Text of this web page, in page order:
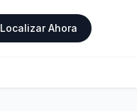
Localizar Ahora